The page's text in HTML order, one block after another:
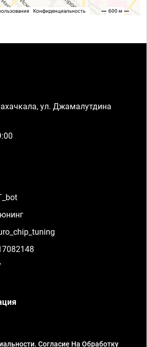
ул. Джамалутдина
Согласие На Обработку